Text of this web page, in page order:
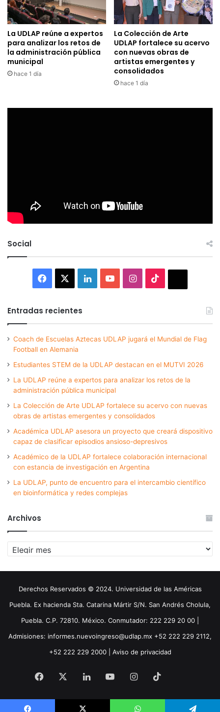
La UDLAP reúne a expertos
para analizar los retos de
la administración pública
municipal
hace 1 día
La Colección de Arte
UDLAP fortalece su acervo
con nuevas obras de
artistas emergentes y
consolidados
hace 1 día
Social
Facebook LinkedInYouTubeInstagram
Entradas recientes
Coach de Escuelas Aztecas UDLAP jugará el Mundial de Flag
Football en Alemania
Estudiantes STEM de la UDLAP destacan en el MUTVI 2026
La UDLAP reúne a expertos para analizar los retos de la
administración pública municipal
La Colección de Arte UDLAP fortalece su acervo con nuevas
obras de artistas emergentes y consolidados
Académica UDLAP asesora un proyecto que creará dispositivo
capaz de clasificar episodios ansioso-depresivos
Académico de la UDLAP fortalece colaboración internacional
con estancia de investigación en Argentina
La UDLAP, punto de encuentro para el intercambio científico
en bioinformática y redes complejas
Archivos
Archivos
Derechos Reservados © 2024. Universidad de las Américas
Puebla. Ex hacienda Sta. Catarina Mártir S/N. San Andrés Cholula,
Puebla. C.P. 72810. México. Conmutador: 222 229 20 00 |
Admisiones: informes.nuevoingreso@udlap.mx +52 222 229 2112,
+52 222 229 2000 | Aviso de privacidad
Facebook LinkedInYouTubeInstagram